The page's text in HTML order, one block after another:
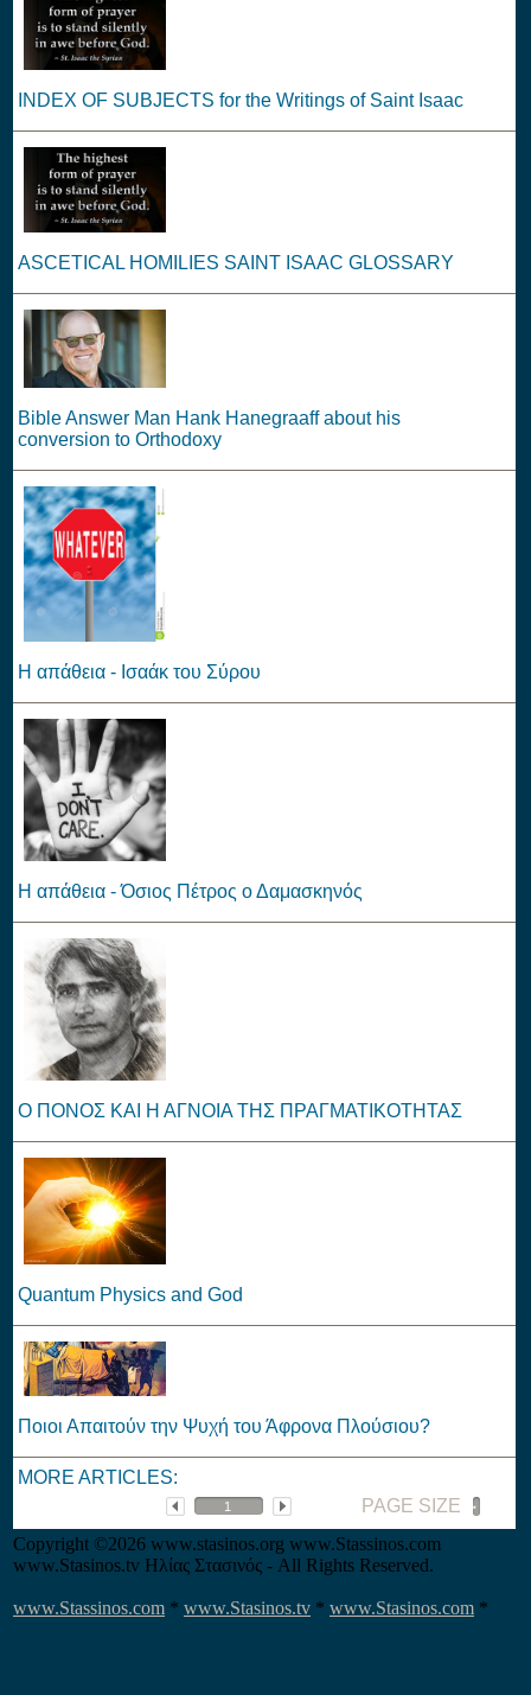
INDEX OF SUBJECTS for the Writings of Saint Isaac
ASCETICAL HOMILIES SAINT ISAAC GLOSSARY
Bible Answer Man Hank Hanegraaff about his
conversion to Orthodoxy
Η απάθεια - Ισαάκ του Σύρου
Η απάθεια - Όσιος Πέτρος ο Δαμασκηνός
O ΠΟΝΟΣ ΚΑΙ Η ΑΓΝΟΙΑ ΤΗΣ ΠΡΑΓΜΑΤΙΚΟΤΗΤΑΣ
Quantum Physics and God
Ποιοι Απαιτούν την Ψυχή του Άφρονα Πλούσιου?
MORE ARTICLES:
PAGE SIZE
Copyright ©2026 www.stasinos.org www.Stassinos.com
www.Stasinos.tv Ηλίας Στασινός - All Rights Reserved.
www.Stassinos.com * www.Stasinos.tv * www.Stasinos.com *